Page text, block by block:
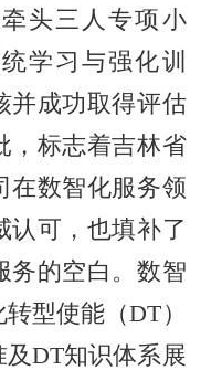
头三人专项小
学习与强化训
并成功取得评估
，标志着吉林省
在数智化服务领
认可，也填补了
务的空白。数智
型使能（DT）
DT知识体系展